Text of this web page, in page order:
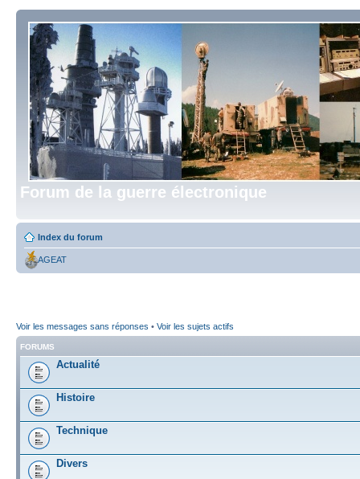
Forum de la guerre électronique
Index du forum
AGEAT
Voir les messages sans réponses • Voir les sujets actifs
FORUMS
Actualité
Histoire
Technique
Divers